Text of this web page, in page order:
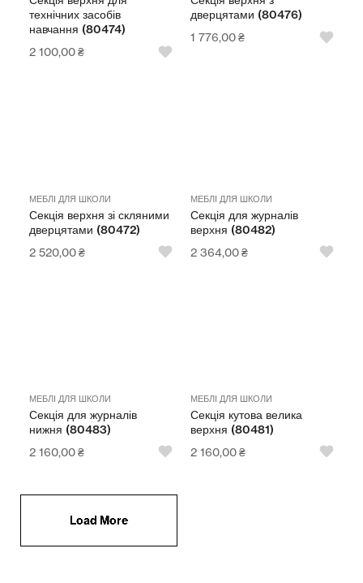
технічних засобів
навчання (80474)
2 100,00₴
дверцятами (80476)
1 776,00₴
МЕБЛІ ДЛЯ ШКОЛИ
Секція верхня зі скляними
дверцятами (80472)
2 520,00₴
МЕБЛІ ДЛЯ ШКОЛИ
Секція для журналів
верхня (80482)
2 364,00₴
МЕБЛІ ДЛЯ ШКОЛИ
Секція для журналів
нижня (80483)
2 160,00₴
МЕБЛІ ДЛЯ ШКОЛИ
Секція кутова велика
верхня (80481)
2 160,00₴
Load More